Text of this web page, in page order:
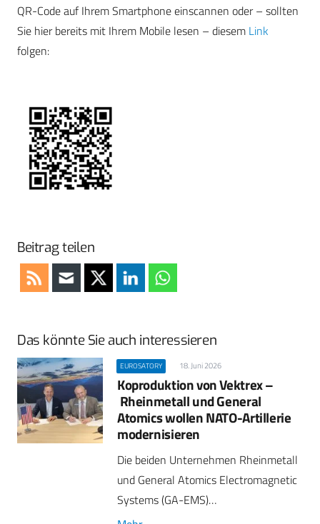
QR-Code auf Ihrem Smartphone einscannen oder – sollten
Sie hier bereits mit Ihrem Mobile lesen – diesem Link
folgen:
Beitrag teilen
Das könnte Sie auch interessieren
EUROSATORY 18. Juni 2026
Koproduktion von Vektrex –
Rheinmetall und General
Atomics wollen NATO-Artillerie
modernisieren
Die beiden Unternehmen Rheinmetall
und General Atomics Electromagnetic
Systems (GA-EMS)…